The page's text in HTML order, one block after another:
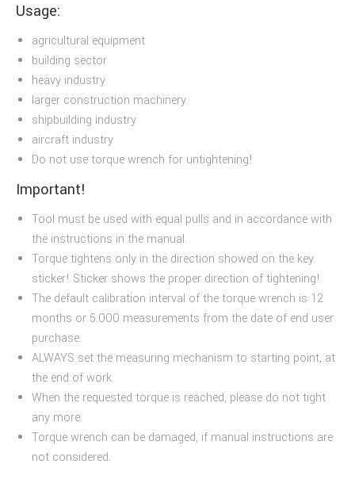
Usage:
agricultural equipment
building sector
heavy industry
larger construction machinery
shipbuilding industry
aircraft industry
Do not use torque wrench for untightening!
Important!
Tool must be used with equal pulls and in accordance with
the instructions in the manual.
Torque tightens only in the direction showed on the key
sticker! Sticker shows the proper direction of tightening!
The default calibration interval of the torque wrench is 12
months or 5.000 measurements from the date of end user
purchase.
ALWAYS set the measuring mechanism to starting point, at
the end of work.
When the requested torque is reached, please do not tight
any more.
Torque wrench can be damaged, if manual instructions are
not considered.